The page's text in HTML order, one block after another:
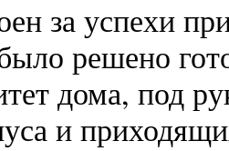
за успехи
решено
дома, под
и